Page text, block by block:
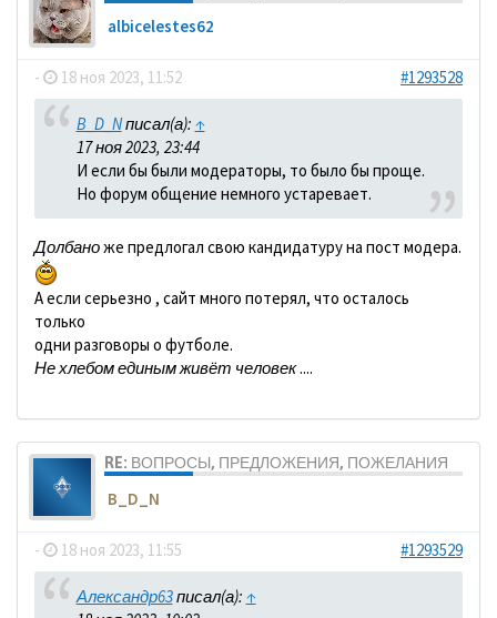
albicelestes62
- 18 ноя 2023, 11:52 #1293528
B_D_Nписал(а): ↑
17 ноя 2023, 23:44
И если бы были модераторы, то было бы проще.
Но форум общение немного устаревает.
Долбаноже предлогал свою кандидатуру на пост модера.
А если серьезно , сайт много потерял, что осталось
только
одни разговоры о футболе.
Не хлебом единым живёт человек....
RE: ВОПРОСЫ, ПРЕДЛОЖЕНИЯ, ПОЖЕЛАНИЯ
B_D_N
- 18 ноя 2023, 11:55 #1293529
Александр63писал(а): ↑